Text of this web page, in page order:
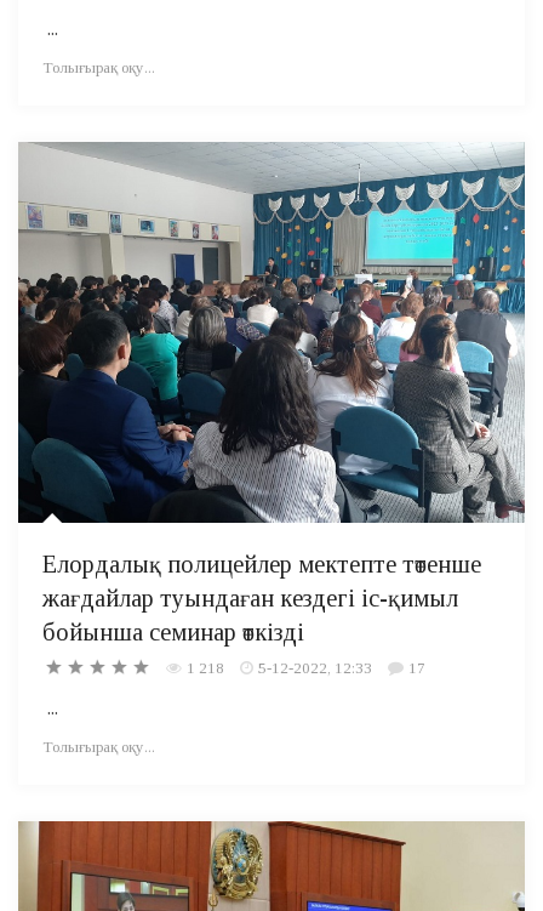
...
Толығырақ оқу...
Елордалық полицейлер мектепте төтенше
жағдайлар туындаған кездегі іс-қимыл
бойынша семинар өткізді
1 218 5-12-2022, 12:33 17
...
Толығырақ оқу...